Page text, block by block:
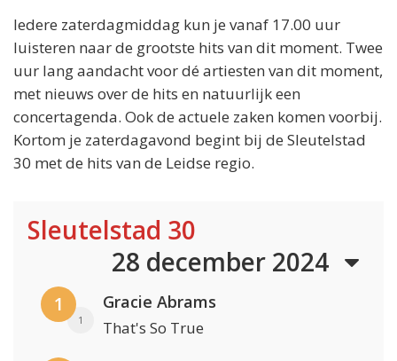
Iedere zaterdagmiddag kun je vanaf 17.00 uur
luisteren naar de grootste hits van dit moment. Twee
uur lang aandacht voor dé artiesten van dit moment,
met nieuws over de hits en natuurlijk een
concertagenda. Ook de actuele zaken komen voorbij.
Kortom je zaterdagavond begint bij de Sleutelstad
30 met de hits van de Leidse regio.
Sleutelstad 30
28 december 2024
1
1
Gracie Abrams
That's So True